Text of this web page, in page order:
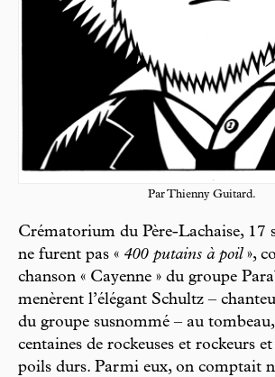
Par Thienny Guitard.
Crématorium du Père-Lachaise, 17
ne furent pas « 400 putains à poil»,
chanson « Cayenne » du groupe
menèrent l’élégant Schultz –
du groupe susnommé – au
centaines de rockeuses et rockeurs
poils durs. Parmi eux, on comptait